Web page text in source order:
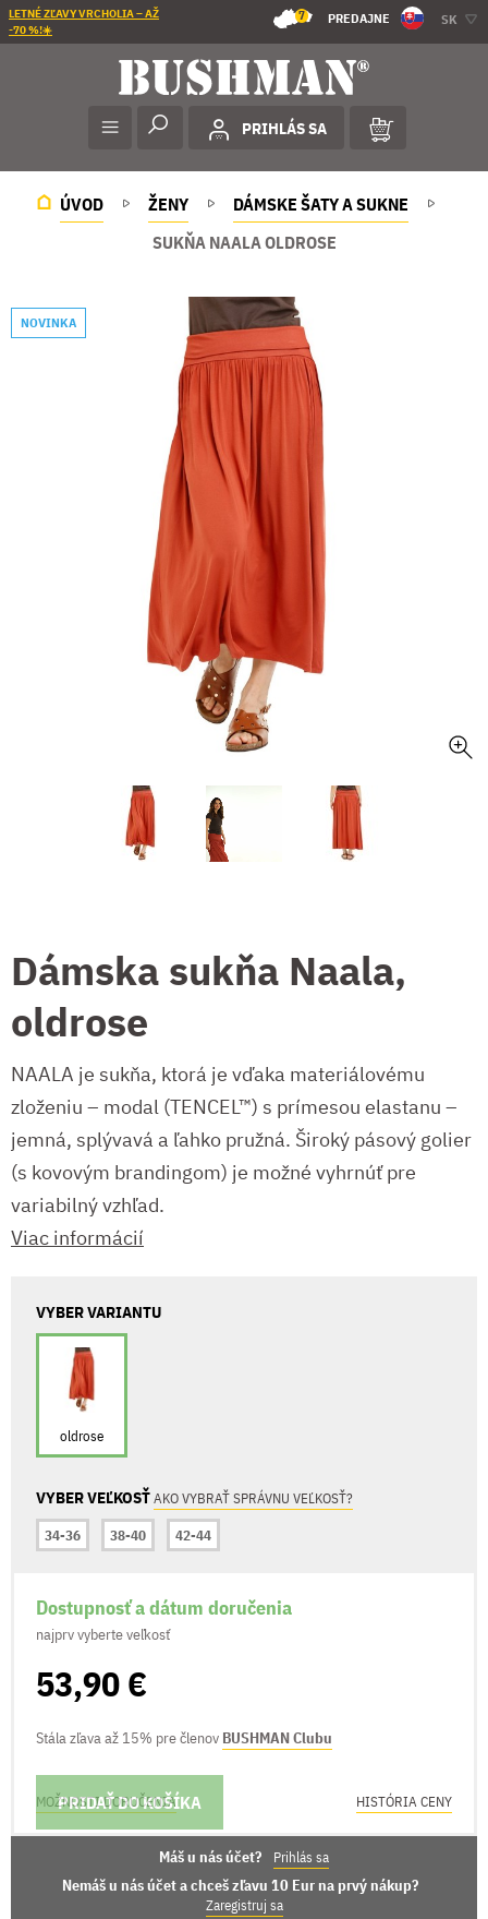
LETNÉ ZĽAVY VRCHOLIA – AŽ
-70 %!☀️
7 PREDAJNE SK
PRIHLÁS SA
ÚVOD ŽENY
DÁMSKE ŠATY A SUKNE
SUKŇA NAALA OLDROSE
NOVINKA
Dámska sukňa Naala,
oldrose
NAALA je sukňa, ktorá je vďaka materiálovému
zloženiu – modal (TENCEL™) s prímesou elastanu –
jemná, splývavá a ľahko pružná. Široký pásový golier
(s kovovým brandingom) je možné vyhrnúť pre
variabilný vzhľad.
Viac informácií
VYBER VARIANTU
oldrose
VYBER VEĽKOSŤAKO VYBRAŤ SPRÁVNU VEĽKOSŤ?
34-36
38-40 42-44
Dostupnosť a dátum doručenia
najprv vyberte veľkosť
53,90 €
Stála zľava až 15% pre členov BUSHMAN Clubu
PRIDAŤ DO KOŠÍKA
MOŽNOSTI DORUČENIA HISTÓRIA CENY
Máš u nás účet? Prihlás sa
Nemáš u nás účet a chceš zľavu 10 Eur na prvý nákup?
Zaregistruj sa